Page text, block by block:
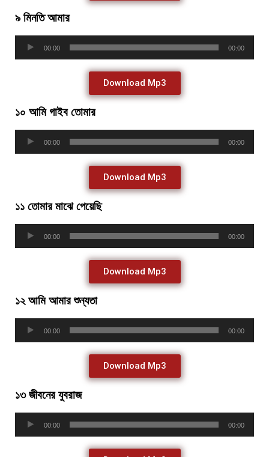
৯ মিনতি আমার
00:00 00:00
Download Mp3
১০ আমি গাইব তোমার
00:00 00:00
Download Mp3
১১ তোমার মাঝে পেয়েছি
00:00 00:00
Download Mp3
১২ আমি আমার শুন্যতা
00:00 00:00
Download Mp3
১৩ জীবনের যুবরাজ
00:00 00:00